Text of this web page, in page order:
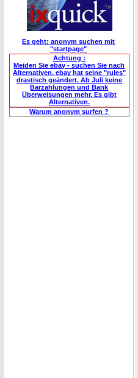
Es geht: anonym suchen mit
"startpage"
Achtung :
Meiden Sie ebay - suchen Sie nach
Alternativen. ebay hat seine "rules"
drastisch geändert. Ab Juli keine
Barzahlungen und Bank
Überweisungen mehr. Es gibt
Alternativen.
Warum anonym surfen ?